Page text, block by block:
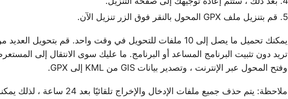
قم بتنزيل ملف GPX المحول بالنقر فوق الزر تنزيل الآن.
تريد دون تثبيت البرنامج المساعد أو البرنامج. ما عليك سوى الانتقال إلى
وفتح المحول عبر الإنترنت ، وتصدير بيانات GIS من KML إلى GPX.
ملاحظة: يتم حذف جميع ملفات الإدخال